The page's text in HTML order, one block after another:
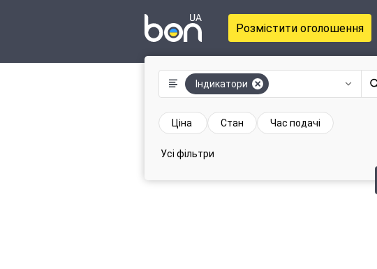
Розмістити оголошення
Індикатори
Ціна Стан Час подачі
Усі фільтри